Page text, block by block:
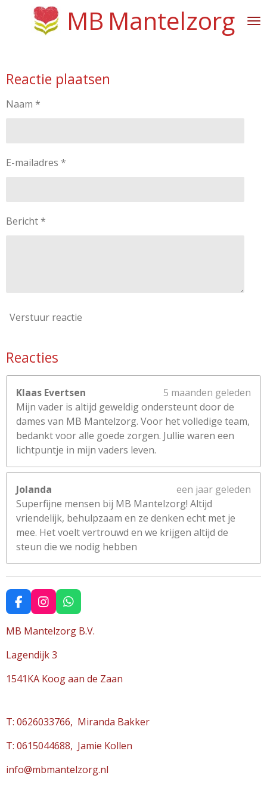
MB Mantelzorg
Reactie plaatsen
Naam *
E-mailadres *
Bericht *
Verstuur reactie
Reacties
Klaas Evertsen
5 maanden geleden
Mijn vader is altijd geweldig ondersteunt door de
dames van MB Mantelzorg. Voor het volledige team,
bedankt voor alle goede zorgen. Jullie waren een
lichtpuntje in mijn vaders leven.
Jolanda
een jaar geleden
Superfijne mensen bij MB Mantelzorg! Altijd
vriendelijk, behulpzaam en ze denken echt met je
mee. Het voelt vertrouwd en we krijgen altijd de
steun die we nodig hebben
F
a
c
b
o
o
k
I
n
s
a
g
r
a
W
h
a
t
p
p
MB Mantelzorg B.V.
Lagendijk 3
1541KA Koog aan de Zaan
T: 0626033766, Miranda Bakker
T: 0615044688, Jamie Kollen
info@mbmantelzorg.nl